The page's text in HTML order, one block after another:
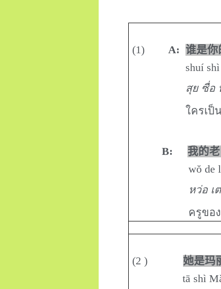
(1) A: 谁是
shuí shì nĭ
สุย ซื่อ
ใครเป็
B: 我的
wŏ de lăoshī
หว่อ เ
ครูขอ
(2)
她是玛
tā shì Mălì